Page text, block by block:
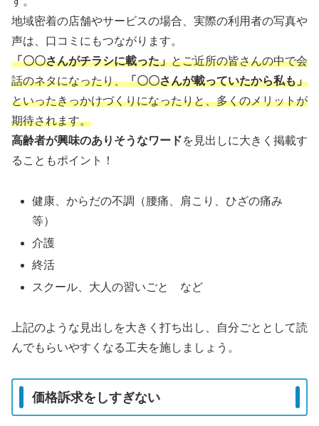
地域密着の店舗やサービスの場合、実際の利用者の写真や
声は、口コミにもつながります。
「〇〇さんがチラシに載った」とご近所の皆さんの中で会
話のネタになったり、「〇〇さんが載っていたから私も」
といったきっかけづくりになったりと、多くのメリットが
期待されます。
高齢者が興味のありそうなワードを見出しに大きく掲載す
ることもポイント！
健康、からだの不調（腰痛、肩こり、ひざの痛み
等）
介護
終活
スクール、大人の習いごと など
上記のような見出しを大きく打ち出し、自分ごととして読
んでもらいやすくなる工夫を施しましょう。
価格訴求をしすぎない